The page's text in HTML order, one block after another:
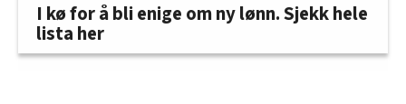
I kø for å bli enige om ny lønn. Sjekk hele
lista her